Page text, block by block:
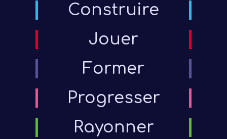
Construire
Jouer
Former
Progresser
Rayonner